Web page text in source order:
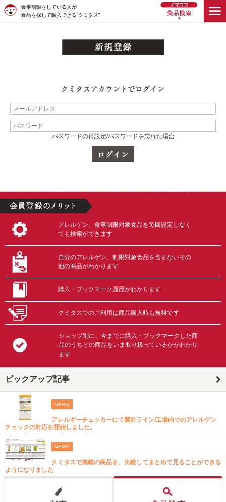
食事制限をしている人が
食品を探して購入できる“クミタス”
パスワードの再設定/パスワードを忘れた場合
アレルゲン、食事制限対象食品を毎回設定しなく
ても検索ができます
自分のアレルゲン、制限対象食品を含まないその
他の商品がわかります
購入・ブックマーク履歴がわかります
クミタスでのご利用は商品購入時も無料です
ショップ別に、今までに購入・ブックマークした商
品のうちどの商品をいま取り扱っているかがわかり
ます
ピックアップ記事
NEWS
アレルギーチェッカーにて製造ライン/工場内でのアレルゲン
チェックの対応を開始しました。
NEWS
クミタスで掲載の商品を、比較してまとめて見ることができる
ようになりました